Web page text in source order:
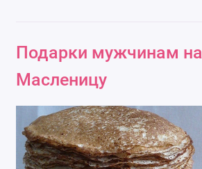
Подарки мужчинам на
Масленицу